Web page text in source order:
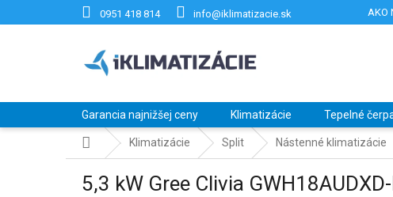
0951 418 814 info@iklimatizacie.sk AKO
Garancia najnižšej ceny Klimatizácie Tepelné
DomovKlimatizácie Split Nástenné klimatizácie
5,3 kW Gree Clivia